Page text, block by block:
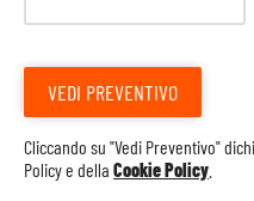
VEDI PREVENTIVO
Cliccando su "Vedi Preventivo"
Policye della Cookie Policy